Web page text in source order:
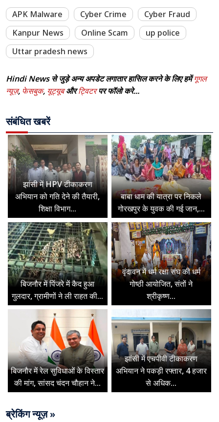
APK Malware Cyber Crime
Cyber Fraud
Kanpur News
Online Scam
up police
Uttar pradesh news
Hindi News से जुड़े अन्य अपडेट लगातार हासिल करने के लिए हमेंगूगल
न्यूज़, फेसबुक, यूट्यूबऔरट्विटरपर फॉलो करे...
संबंधित खबरें
झांसी में HPV टीकाकरण
अभियान को गति देने की तैयारी,
शिक्षा विभाग...
बाबा धाम की यात्रा पर निकले
गोरखपुर के युवक की गई जान,...
बिजनौर में पिंजरे में कैद हुआ
गुलदार, ग्रामीणों ने ली राहत की...
वृंदावन में धर्म रक्षा संघ की धर्म
गोष्ठी आयोजित, संतों ने
श्रीकृष्ण...
बिजनौर में रेल सुविधाओं के विस्तार
की मांग, सांसद चंदन चौहान ने...
झांसी में एचपीवी टीकाकरण
अभियान ने पकड़ी रफ्तार, 4 हजार
से अधिक...
ब्रेकिंग न्यूज़ »